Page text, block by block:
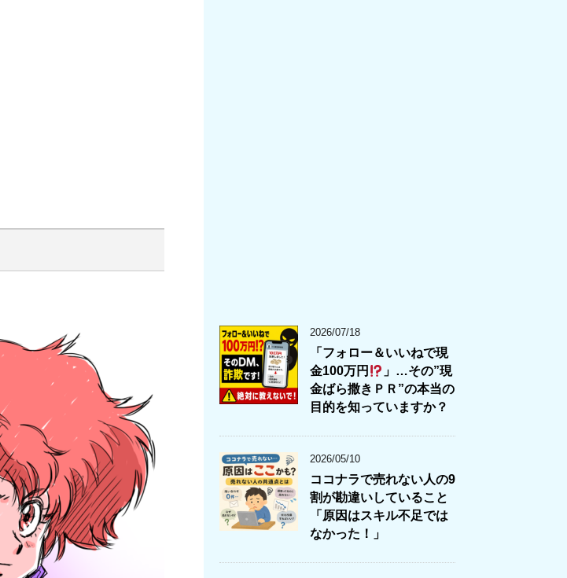
2026/07/18
「フォロー＆いいねで現
金100万円
」…その”現
金ばら撒きＰＲ”の本当の
目的を知っていますか？
2026/05/10
ココナラで売れない人の9
割が勘違いしていること
「原因はスキル不足では
なかった！」